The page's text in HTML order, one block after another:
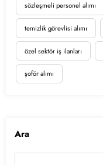
sözleşmeli personel alımı
temizlik görevlisi alımı
özel sektör iş ilanları
şoför alımı
Ara